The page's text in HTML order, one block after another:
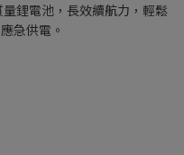
鋰電池，長效續航力，輕鬆
急供電。